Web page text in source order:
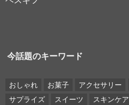
今話題のキーワード
おしゃれ お菓子 アクセサリー
サプライズ
スイーツ スキンケア